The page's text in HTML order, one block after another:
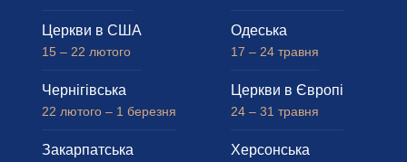
Церкви в США
15 – 22 лютого
Чернігівська
22 лютого – 1 березня
Закарпатська
Одеська
17 – 24 травня
Церкви в Європі
24 – 31 травня
Херсонська